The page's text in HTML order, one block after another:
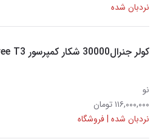
نردبان شده
کولر جنرال30000 شکار کمپرسور Gree T3
نو
۱۱۶,۰۰۰,۰۰۰ تومان
نردبان شده | فروشگاه